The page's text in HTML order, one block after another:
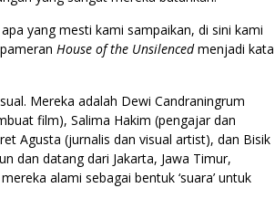
yang mesti kami sampaikan, di sini kami
House of the Unsilencedmenjadi kata
Mereka adalah Dewi Candraningrum
film), Salima Hakim (pengajar dan
Agusta (jurnalis dan visual artist), dan Bisik
dan datang dari Jakarta, Jawa Timur,
alami sebagai bentuk ‘suara’ untuk